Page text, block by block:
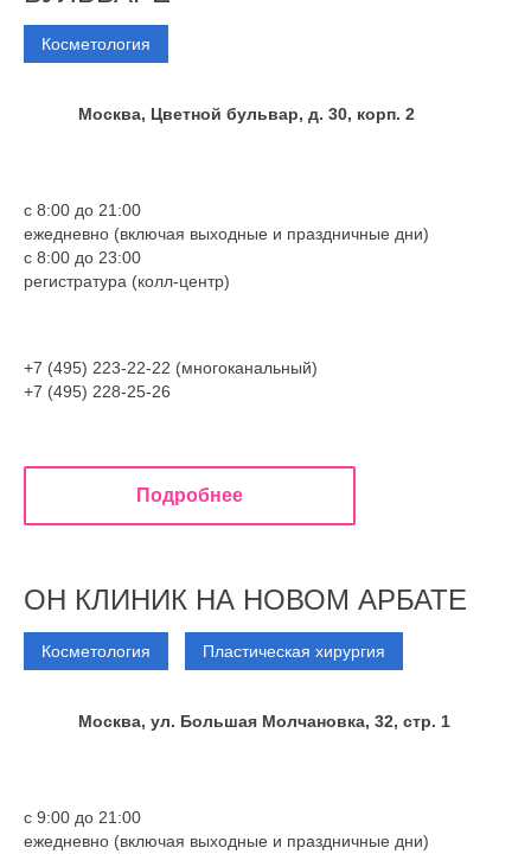
Косметология
Москва, Цветной бульвар, д. 30, корп. 2
с 8:00 до 21:00
ежедневно (включая выходные и праздничные дни)
с 8:00 до 23:00
регистратура (колл-центр)
+7 (495) 223-22-22 (многоканальный)
+7 (495) 228-25-26
Подробнее
ОН КЛИНИК НА НОВОМ АРБАТЕ
Косметология Пластическая хирургия
Москва, ул. Большая Молчановка, 32, стр. 1
с 9:00 до 21:00
ежедневно (включая выходные и праздничные дни)